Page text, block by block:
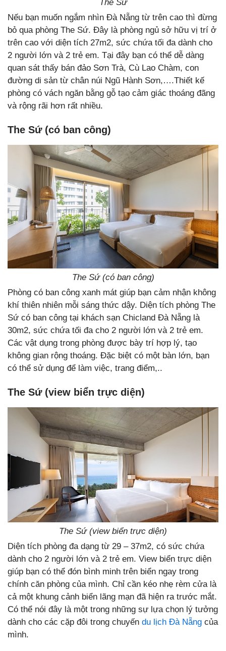
The Sứ
Nếu bạn muốn ngắm nhìn Đà Nẵng từ trên cao thì đừng
bỏ qua phòng The Sứ. Đây là phòng ngủ sở hữu vị trí ở
trên cao với diện tích 27m2, sức chứa tối đa dành cho
2 người lớn và 2 trẻ em. Tại đây bạn có thể dễ dàng
quan sát thấy bán đảo Sơn Trà, Cù Lao Chàm, con
đường di sản từ chân núi Ngũ Hành Sơn,….Thiết kế
phòng có vách ngăn bằng gỗ tạo cảm giác thoáng đãng
và rộng rãi hơn rất nhiều.
The Sứ (có ban công)
The Sứ (có ban công)
Phòng có ban công xanh mát giúp bạn cảm nhận không
khí thiên nhiên mỗi sáng thức dậy. Diện tích phòng The
Sứ có ban công tại khách sạn Chicland Đà Nẵng là
30m2, sức chứa tối đa cho 2 người lớn và 2 trẻ em.
Các vật dụng trong phòng được bày trí hợp lý, tạo
không gian rộng thoáng. Đặc biệt có một bàn lớn, bạn
có thể sử dụng để làm việc, trang điểm,..
The Sứ (view biển trực diện)
The Sứ (view biển trực diện)
Diện tích phòng đa dạng từ 29 – 37m2, có sức chứa
dành cho 2 người lớn và 2 trẻ em. View biển trực diện
giúp bạn có thể đón bình minh trên biển ngay trong
chính căn phòng của mình. Chỉ cần kéo nhẹ rèm cửa là
cả một khung cảnh biển lãng mạn đã hiện ra trước mắt.
Có thể nói đây là một trong những sự lựa chọn lý tưởng
dành cho các cặp đôi trong chuyến du lịch Đà Nẵng của
mình.